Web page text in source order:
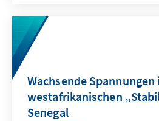
zugelassen worden. Ob die
dennoch sehr präsente
trotzdem durchsetzen
Wachsende Spannungen
westafrikanischen
Senegal